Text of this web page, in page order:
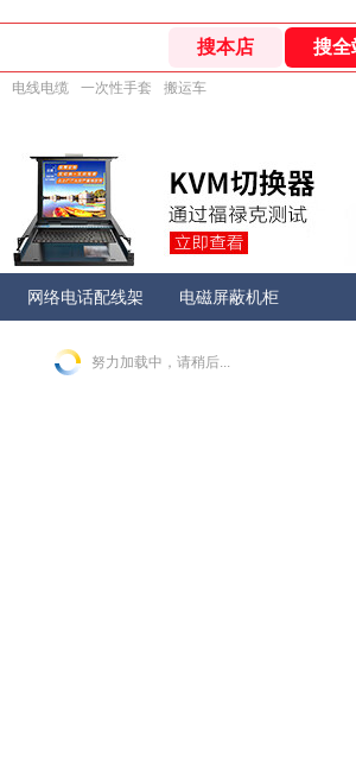
电线电缆 一次性手套 搬运车
网络电话配线架 电磁屏蔽机柜
努力加载中，请稍后...